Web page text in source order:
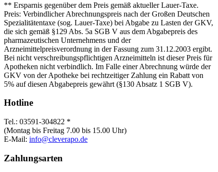
** Ersparnis gegenüber dem Preis gemäß aktueller Lauer-Taxe.
Preis: Verbindlicher Abrechnungspreis nach der Großen Deutschen
Spezialitätentaxe (sog. Lauer-Taxe) bei Abgabe zu Lasten der GKV,
die sich gemäß §129 Abs. 5a SGB V aus dem Abgabepreis des
pharmazeutischen Unternehmens und der
Arzneimittelpreisverordnung in der Fassung zum 31.12.2003 ergibt.
Bei nicht verschreibungspflichtigen Arzneimitteln ist dieser Preis für
Apotheken nicht verbindlich. Im Falle einer Abrechnung würde der
GKV von der Apotheke bei rechtzeitiger Zahlung ein Rabatt von
5% auf diesen Abgabepreis gewährt (§130 Absatz 1 SGB V).
Hotline
Tel.: 03591-304822 *
(Montag bis Freitag 7.00 bis 15.00 Uhr)
E-Mail: info@cleverapo.de
Zahlungsarten